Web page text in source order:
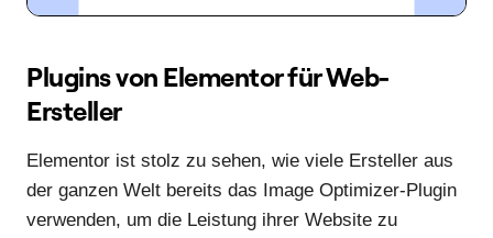
Plugins von Elementor für Web-
Ersteller
Elementor ist stolz zu sehen, wie viele Ersteller aus
der ganzen Welt bereits das Image Optimizer-Plugin
verwenden, um die Leistung ihrer Website zu